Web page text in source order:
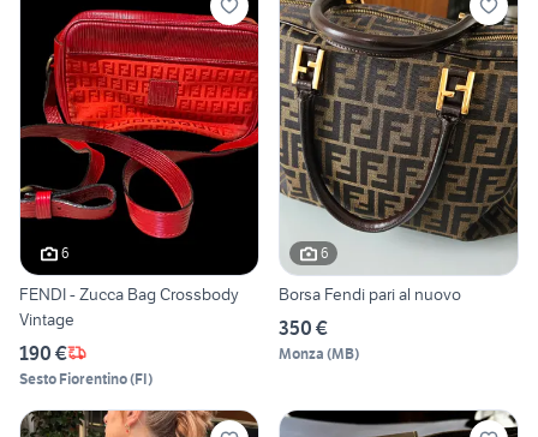
6
FENDI - Zucca Bag Crossbody
Vintage
190 €
Sesto Fiorentino(FI)
6
Borsa Fendi pari al nuovo
350 €
Monza (MB)